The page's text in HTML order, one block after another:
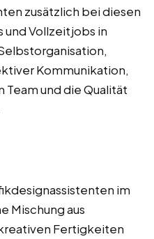
zusätzlich bei diesen
Vollzeitjobs in
Kommunikation,
und die Qualität
im
Mischung aus
Fertigkeiten